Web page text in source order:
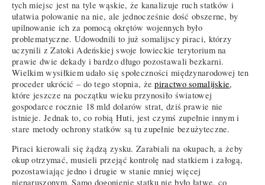
tych miejsc jest na tyle wąskie, że kanalizuje ruch statków i
ułatwia polowanie na nie, ale jednocześnie dość obszerne, by
upilnowanie ich za pomocą okrętów wojennych było
problematyczne. Udowodnili to już somalijscy piraci, którzy
uczynili z Zatoki Adeńskiej swoje łowieckie terytorium na
prawie dwie dekady i bardzo długo pozostawali bezkarni.
Wielkim wysiłkiem udało się społeczności międzynarodowej ten
proceder ukrócić – do tego stopnia, żepiractwo somalijskie,
które jeszcze na początku wieku przynosiło światowej
gospodarce rocznie 18 mld dolarów strat, dziś prawie nie
istnieje. Jednak to, co robią Huti, jest czymś zupełnie innym i
stare metody ochrony statków są tu zupełnie bezużyteczne.
Piraci kierowali się żądzą zysku. Zarabiali na okupach, a żeby
okup otrzymać, musieli przejąć kontrolę nad statkiem i załogą,
pozostawiając jedno i drugie w stanie mniej więcej
nienaruszonym. Samo dogonienie statku nie było łatwe, co